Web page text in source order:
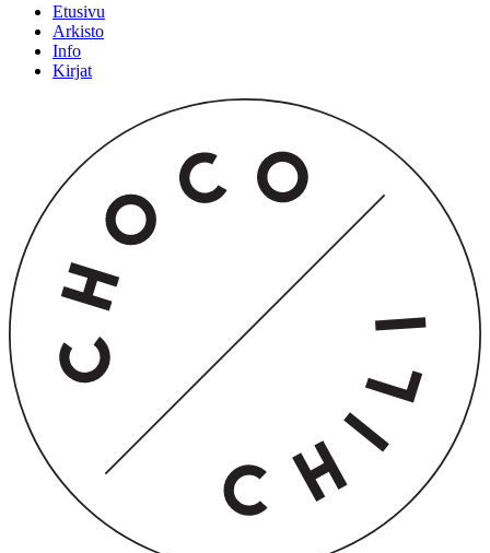
Etusivu
Arkisto
Info
Kirjat